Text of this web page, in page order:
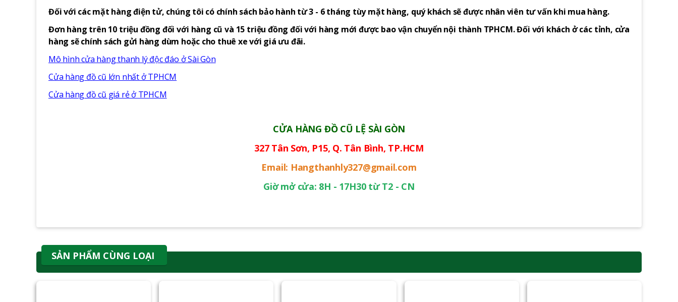
Đối với các mặt hàng điện tử, chúng tôi có chính sách bảo hành từ 3 - 6 tháng tùy mặt hàng, quý khách sẽ được nhân viên tư vấn khi mua hàng.
Đơn hàng trên 10 triệu đồng đối với hàng cũ và 15 triệu đồng đối với hàng mới được bao vận chuyển nội thành TPHCM. Đối với khách ở các tỉnh, cửa
hàng sẽ chính sách gửi hàng dùm hoặc cho thuê xe với giá ưu đãi.
Mô hình cửa hàng thanh lý độc đáo ở Sài Gòn
Cửa hàng đồ cũ lớn nhất ở TPHCM
Cửa hàng đồ cũ giá rẻ ở TPHCM
CỬA HÀNG ĐỒ CŨ LỆ SÀI GÒN
327 Tân Sơn, P15, Q. Tân Bình, TP.HCM
Email: Hangthanhly327@gmail.com
Giờ mở cửa: 8H - 17H30 từ T2 - CN
SẢN PHẨM CÙNG LOẠI